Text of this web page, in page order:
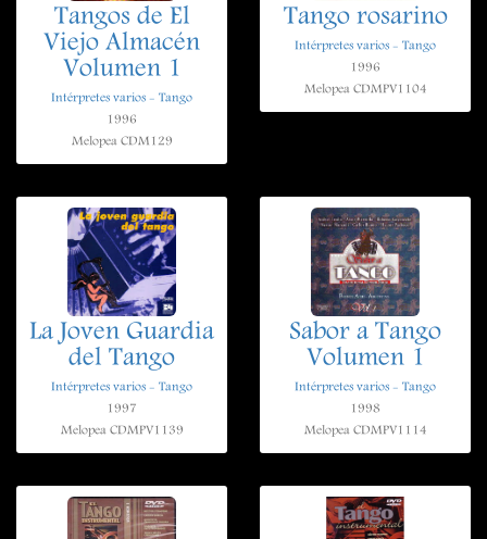
Tangos de El
Viejo Almacén
Volumen 1
Intérpretes varios - Tango
1996
Melopea CDM129
Tango rosarino
Intérpretes varios - Tango
1996
Melopea CDMPV1104
La Joven Guardia
del Tango
Intérpretes varios - Tango
1997
Melopea CDMPV1139
Sabor a Tango
Volumen 1
Intérpretes varios - Tango
1998
Melopea CDMPV1114